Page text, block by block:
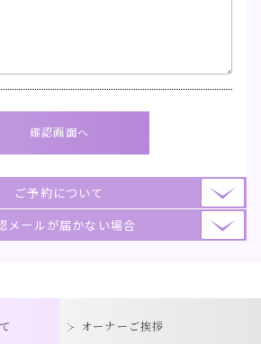
ご予約について
メールが届かない場合
オーナーご挨拶